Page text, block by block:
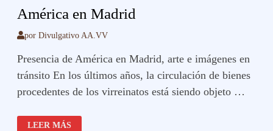
América en Madrid
porDivulgativo AA.VV
Presencia de América en Madrid, arte e imágenes en
tránsito En los últimos años, la circulación de bienes
procedentes de los virreinatos está siendo objeto …
AMÉRICA
EN
LEER MÁS